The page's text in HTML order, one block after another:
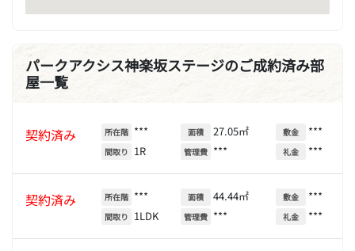
パークアクシス神楽坂ステージのご成約済み部
屋一覧
契約済み 所在階 ***
間取り 1R
面積 27.05㎡
管理費 ***
敷金 ***
礼金 ***
契約済み 所在階 ***
間取り 1LDK
面積 44.44㎡
管理費 ***
敷金 ***
礼金 ***